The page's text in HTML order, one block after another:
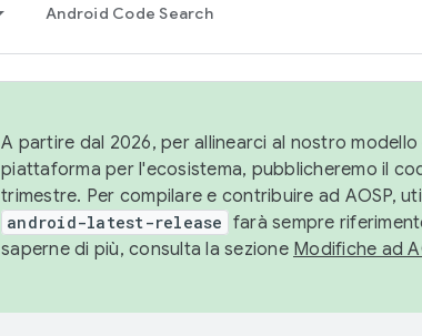
Android Code Search
A partire dal 2026, per allinearci al nostro
piattaforma per l'ecosistema, pubblicheremo il
trimestre. Per compilare e contribuire ad AOSP,
android-latest-release farà sempre
saperne di più, consulta la sezione Modifiche ad